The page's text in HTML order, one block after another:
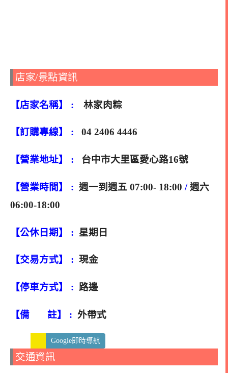
店家/景點資訊
【店家名稱】 : 林家肉粽
【訂購專線】 : 04 2406 4446
【營業地址】 : 台中市大里區愛心路16號
【營業時間】 : 週一到週五 07:00- 18:00 /週六
06:00-18:00
【公休日期】 : 星期日
【交易方式】 : 現金
【停車方式】 : 路邊
【備 註】 : 外帶式
Google即時導航
交通資訊